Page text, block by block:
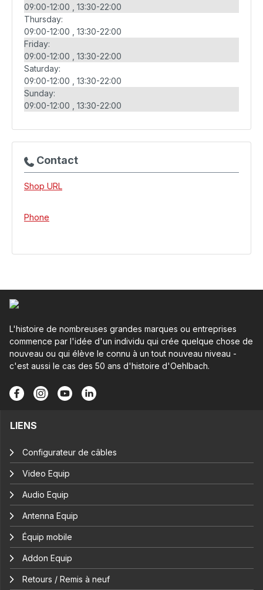
09:00-12:00
13:30-22:00
Thursday:
09:00-12:00
13:30-22:00
Friday:
09:00-12:00
13:30-22:00
Saturday:
09:00-12:00
13:30-22:00
Sunday:
09:00-12:00
13:30-22:00
Contact
Shop URL
Phone
L'histoire de nombreuses grandes marques ou entreprises
commence par l'idée d'un individu qui crée quelque chose de
nouveau ou qui élève le connu à un tout nouveau niveau -
c'est aussi le cas des 50 ans d'histoire d'Oehlbach.
LIENS
Configurateur de câbles
Video Equip
Audio Equip
Antenna Equip
Équip mobile
Addon Equip
Retours / Remis à neuf